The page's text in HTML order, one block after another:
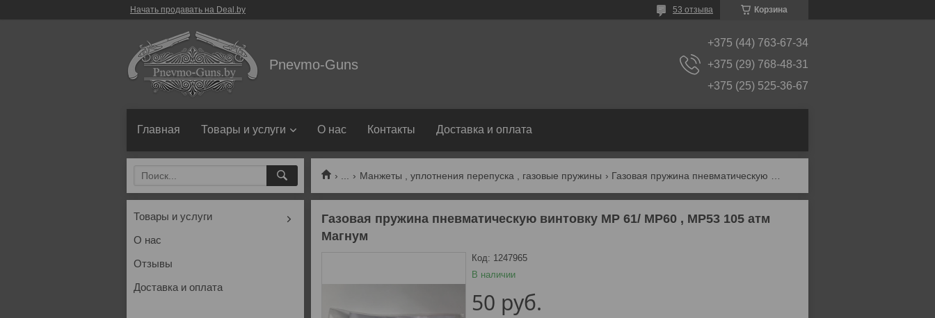
Начать продавать на Deal.by Корзина
53 отзыва
Pnevmo-Guns
+375 (44) 763-67-34
+375 (29) 768-48-31
+375 (25) 525-36-67
Главная Товары и услуги О нас Контакты Доставка и оплата
Манжеты , уплотнения перепуска , газовые пружины
Газовая пружина пневматическую винтовку МР 61/ МР60 , МР53 105 атм
Магнум
В наличии
Код: 1247965
50 руб.
Товары и услуги
О нас
Отзывы
Доставка и оплата